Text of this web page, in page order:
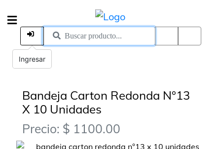
Bandeja Carton Redonda N°13
X 10 Unidades
Precio: $ 1100.00
Ingresar